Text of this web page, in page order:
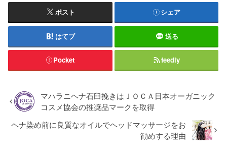
ポスト シェア
はてブ 送る
Pocket feedly
マハラニヘナ石臼挽きはＪＯＣＡ日本オーガニック
コスメ協会の推奨品マークを取得
ヘナ染め前に良質なオイルでヘッドマッサージをお
勧めする理由